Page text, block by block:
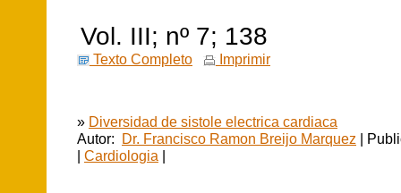
Vol. III; nº 7; 138
Texto Completo Imprimir
» Diversidad de sistole electrica cardiaca
Autor: Dr. Francisco Ramon Breijo Marquez |
| Cardiologia |